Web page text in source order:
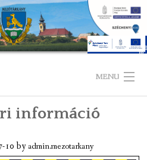
MENU
információ
10byadmin.mezotarkany